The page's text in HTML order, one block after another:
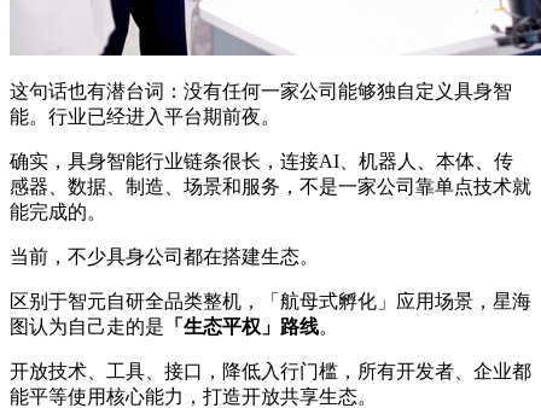
这句话也有潜台词：没有任何一家公司能够独自定义具身智
能。行业已经进入平台期前夜。
确实，具身智能行业链条很长，连接AI、机器人、本体、传
感器、数据、制造、场景和服务，不是一家公司靠单点技术就
能完成的。
当前，不少具身公司都在搭建生态。
区别于智元自研全品类整机，「航母式孵化」应用场景，星海
图认为自己走的是 「生态平权」路线。
开放技术、工具、接口，降低入行门槛，所有开发者、企业都
能平等使用核心能力，打造开放共享生态。